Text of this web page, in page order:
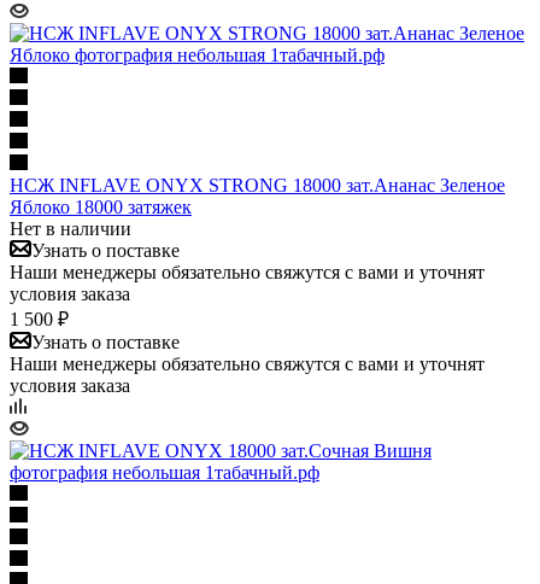
НСЖ INFLAVE ONYX STRONG 18000 зат.Ананас Зеленое
Яблоко 18000 затяжек
Нет в наличии
Узнать о поставке
Наши менеджеры обязательно свяжутся с вами и уточнят
условия заказа
1 500 ₽
Узнать о поставке
Наши менеджеры обязательно свяжутся с вами и уточнят
условия заказа